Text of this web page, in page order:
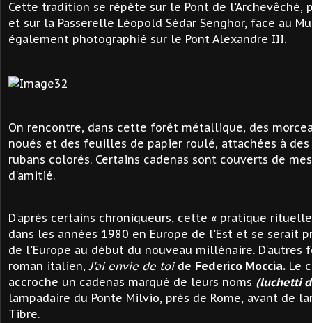
Cette tradition se répète sur le Pont de l'Archevêché,
et sur la Passerelle Léopold Sédar Senghor, face au
également photographié sur le Pont Alexandre III.
On rencontre, dans cette forêt métallique, des
noués et des feuilles de papier roulé, attachées à
rubans colorés. Certains cadenas sont couverts de
d'amitié.
D'après certains chroniqueurs, cette « pratique
dans les années 1980 en Europe de l'Est et se serait
de l'Europe au début du nouveau millénaire. D'autres
roman italien, J'ai envie de toide Federico Moccia. Le
accroche un cadenas marqué de leurs noms (luchetti
lampadaire du Ponte Milvio, près de Rome, avant de
Tibre.